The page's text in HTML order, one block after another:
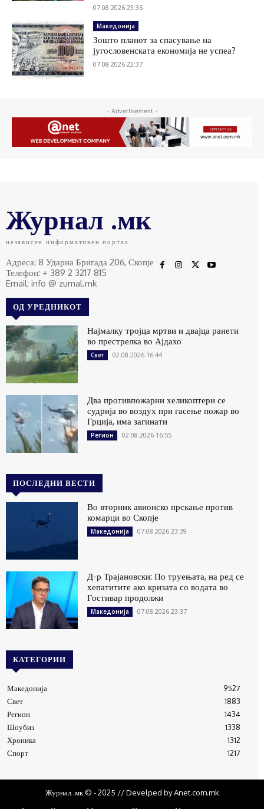
07.08.2026 23:36
Македонија
Зошто планот за спасување на
југословенската економија не успеа?
07.08.2026 22:37
- Advertisement -
Журнал .мк
независен информативен портал
Адреса: 8 Ударна Бригада 20б, Скопје
Телефон: + 389 2 3217 815
Email: info @ zurnal.mk
ОД УРЕДНИКОТ
Најмалку тројца мртви и двајца ранети
во престрелка во Ајдахо
Свет 02.08.2026 16:44
Два противпожарни хеликоптери се
судрија во воздух при гасење пожар во
Грција, има загинати
Регион 02.08.2026 16:55
ПОСЛЕДНИ ВЕСТИ
Во вторник авионско прскање против
комарци во Скопје
Македонија 07.08.2026 23:39
Д-р Трајановски: По труењата, на ред се
хепатитите ако кризата со водата во
Гостивар продолжи
Македонија 07.08.2026 23:37
КАТЕГОРИИ
Македонија
9527
Свет
1883
Регион
1434
Шоубиз
1338
Хроника
1312
Спорт
1217
Журнал .мк © - 2025 // Develped by Anet.com.mk